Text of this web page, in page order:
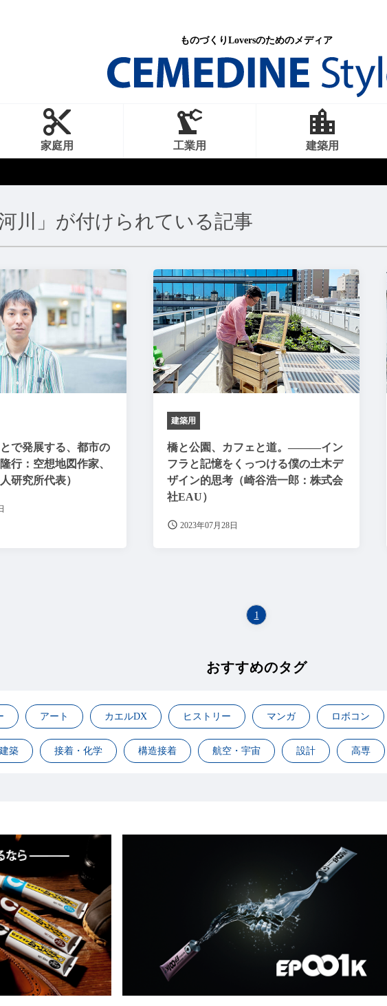
ものづくりLoversのためのメディア
家庭用 工業用 建築用
川」が付けられている記事
で発展する、都市の
行：空想地図作家、
研究所代表）
建築用
橋と公園、カフェと道。———イン
フラと記憶をくっつける僕の土木デ
ザイン的思考（崎谷浩一郎：株式会
社EAU）
2023年07月28日
1
おすすめのタグ
アート カエルDX ヒストリー マンガ ロボコン
建築 接着・化学 構造接着 航空・宇宙 設計 高専